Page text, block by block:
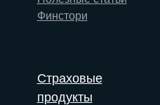
Финстори
Страховые
продукты